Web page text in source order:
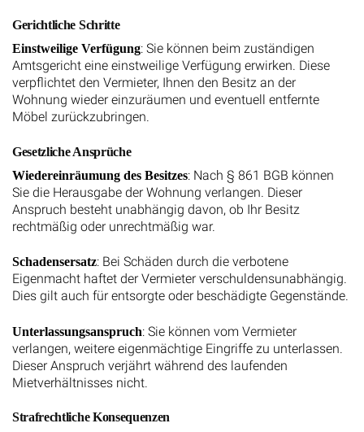
Gerichtliche Schritte
Einstweilige Verfügung: Sie können beim zuständigen
Amtsgericht eine einstweilige Verfügung erwirken. Diese
verpflichtet den Vermieter, Ihnen den Besitz an der
Wohnung wieder einzuräumen und eventuell entfernte
Möbel zurückzubringen.
Gesetzliche Ansprüche
Wiedereinräumung des Besitzes: Nach § 861 BGB können
Sie die Herausgabe der Wohnung verlangen. Dieser
Anspruch besteht unabhängig davon, ob Ihr Besitz
rechtmäßig oder unrechtmäßig war.
Schadensersatz: Bei Schäden durch die verbotene
Eigenmacht haftet der Vermieter verschuldensunabhängig.
Dies gilt auch für entsorgte oder beschädigte Gegenstände.
Unterlassungsanspruch: Sie können vom Vermieter
verlangen, weitere eigenmächtige Eingriffe zu unterlassen.
Dieser Anspruch verjährt während des laufenden
Mietverhältnisses nicht.
Strafrechtliche Konsequenzen